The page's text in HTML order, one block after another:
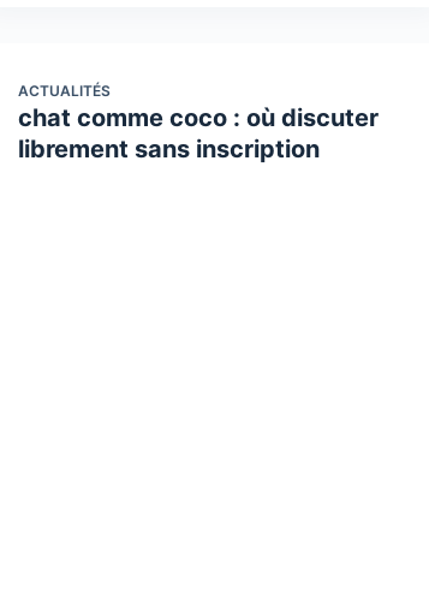
ACTUALITÉS
chat comme coco : où discuter
librement sans inscription